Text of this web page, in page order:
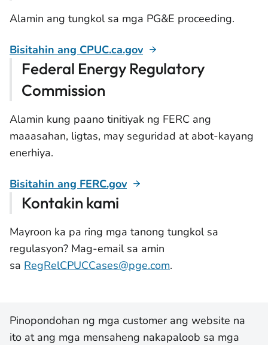
Alamin ang tungkol sa mga PG&E proceeding.
Bisitahin ang CPUC.ca.gov
Federal Energy Regulatory
Commission
Alamin kung paano tinitiyak ng FERC ang
maaasahan, ligtas, may seguridad at abot-kayang
enerhiya.
Bisitahin ang FERC.gov
Kontakin kami
Mayroon ka pa ring mga tanong tungkol sa
regulasyon? Mag-email sa amin
sa RegRelCPUCCases@pge.com.
Pinopondohan ng mga customer ang website na
ito at ang mga mensaheng nakapaloob sa mga